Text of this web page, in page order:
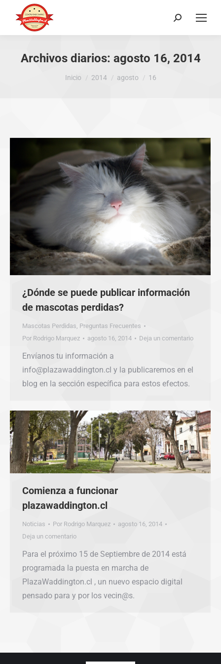
Buscar:
Archivos diarios: agosto 16, 2014
Estás aquí:
Inicio 2014 agosto 16
¿Dónde se puede publicar información
de mascotas perdidas?
Mascotas Perdidas, Preguntas Frecuentes
Por Rodrigo Marquez agosto 16, 2014 Deja un comentario
Envíanos tu información a
info@plazawaddington.cl y la publicaremos en el
blog en la sección específica para estos efectos.
Comienza a funcionar
plazawaddington.cl
Noticias Por Rodrigo Marquez
agosto 16, 2014
Deja un comentario
Para el próximo 15 de Septiembre de 2014 está
programada la puesta en marcha de
PlazaWaddington.cl , un nuevo espacio digital
pensado para y por los vecin@s.